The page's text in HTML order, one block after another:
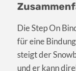
Die Step On
für eine
steigt der
und er kann